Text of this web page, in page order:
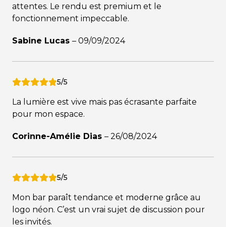
attentes. Le rendu est premium et le
fonctionnement impeccable.
Sabine Lucas – 09/09/2024
5/5
La lumière est vive mais pas écrasante parfaite
pour mon espace.
Corinne-Amélie Dias – 26/08/2024
5/5
Mon bar paraît tendance et moderne grâce au
logo néon. C’est un vrai sujet de discussion pour
les invités.